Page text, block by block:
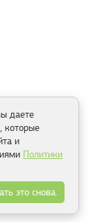
даете
которые
и
Политики
это снова.